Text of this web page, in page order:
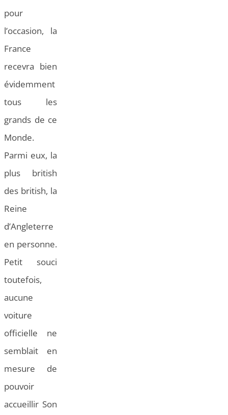
pour
l’occasion, la
France
recevra bien
évidemment
tous les
grands de ce
Monde.
Parmi eux, la
plus british
des british, la
Reine
d’Angleterre
en personne.
Petit souci
toutefois,
aucune
voiture
officielle ne
semblait en
mesure de
pouvoir
accueillir Son